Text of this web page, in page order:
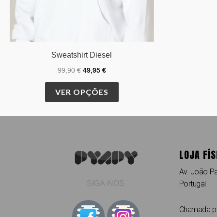
Sweatshirt Diesel
99,90€ 49,95 €
VER OPÇÕES
page
SIGA-NOS
LOJA
Av. João
Portugal
Chamada